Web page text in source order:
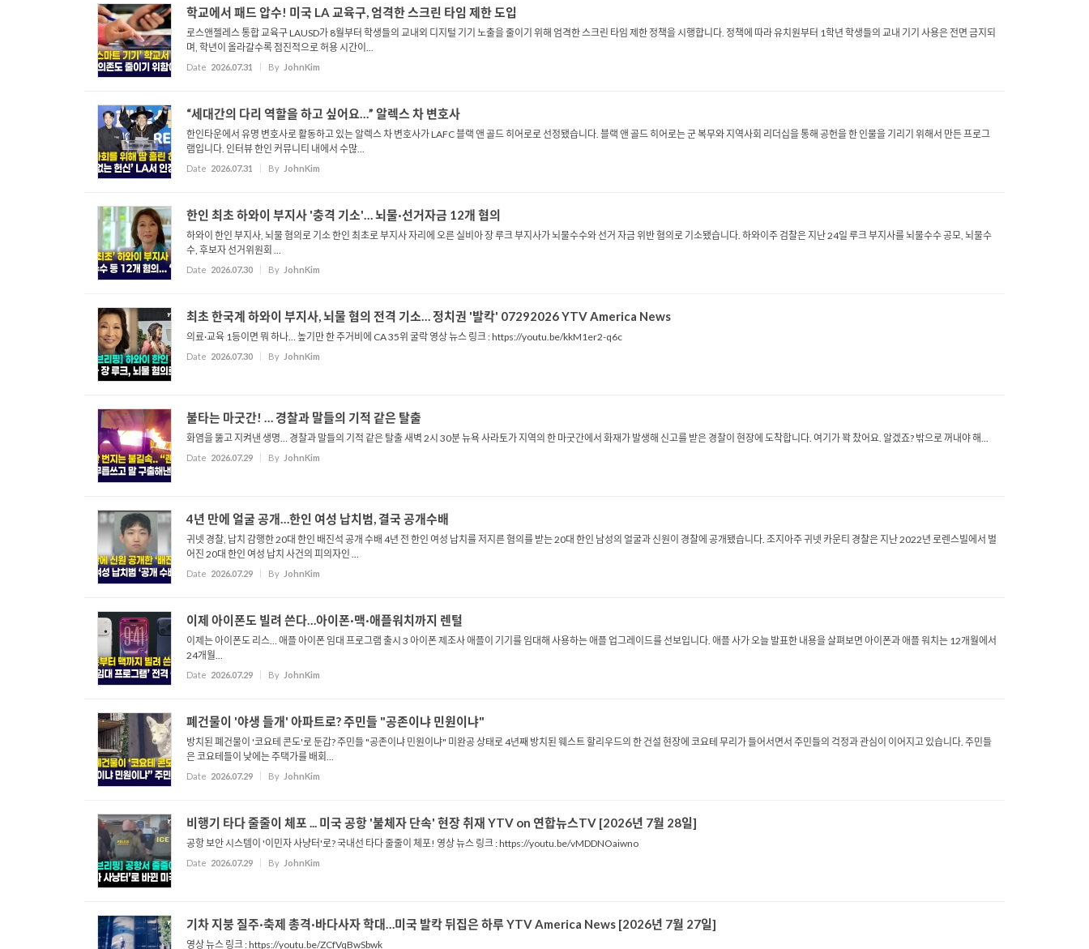
학교에서 패드 압수! 미국 LA 교육구, 엄격한 스크린 타임 제한 도입
로스앤젤레스 통합 교육구 LAUSD가 8월부터 학생들의 교내외 디지털 기기 노출을 줄이기 위해 엄격한 스크린 타임 제한 정책을 시행합니다. 정책에 따라 유치원부터 1학년 학생들의 교내 기기 사용은 전면 금지되
며, 학년이 올라갈수록 점진적으로 허용 시간이...
Date 2026.07.31 By JohnKim
“세대간의 다리 역할을 하고 싶어요…” 알렉스 차 변호사
한인타운에서 유명 변호사로 활동하고 있는 알렉스 차 변호사가 LAFC 블랙 앤 골드 히어로로 선정됐습니다. 블랙 앤 골드 히어로는 군 복무와 지역사회 리더십을 통해 공헌을 한 인물을 기리기 위해서 만든 프로그
램입니다. 인터뷰 한인 커뮤니티 내에서 수많...
Date 2026.07.31 By JohnKim
한인 최초 하와이 부지사 '충격 기소'… 뇌물·선거자금 12개 혐의
하와이 한인 부지사, 뇌물 혐의로 기소 한인 최초로 부지사 자리에 오른 실비아 장 루크 부지사가 뇌물수수와 선거 자금 위반 혐의로 기소됐습니다. 하와이주 검찰은 지난 24일 루크 부지사를 뇌물수수 공모, 뇌물수
수, 후보자 선거위원회 ...
Date 2026.07.30 By JohnKim
최초 한국계 하와이 부지사, 뇌물 혐의 전격 기소… 정치권 '발칵' 07292026 YTV America News
의료·교육 1등이면 뭐 하나… 높기만 한 주거비에 CA 35위 굴락 영상 뉴스 링크 : https://youtu.be/kkM1er2-q6c
Date 2026.07.30 By JohnKim
불타는 마굿간! … 경찰과 말들의 기적 같은 탈출
화염을 뚫고 지켜낸 생명… 경찰과 말들의 기적 같은 탈출 새벽 2시 30분 뉴욕 사라토가 지역의 한 마굿간에서 화재가 발생해 신고를 받은 경찰이 현장에 도착합니다. 여기가 꽉 찼어요. 알겠죠? 밖으로 꺼내야 해...
Date 2026.07.29 By JohnKim
4년 만에 얼굴 공개…한인 여성 납치범, 결국 공개수배
귀넷 경찰, 납치 감행한 20대 한인 배진석 공개 수배 4년 전 한인 여성 납치를 저지른 혐의를 받는 20대 한인 남성의 얼굴과 신원이 경찰에 공개됐습니다. 조지아주 귀넷 카운티 경찰은 지난 2022년 로렌스빌에서 벌
어진 20대 한인 여성 납치 사건의 피의자인 ...
Date 2026.07.29 By JohnKim
이제 아이폰도 빌려 쓴다…아이폰·맥·애플워치까지 렌털
이제는 아이폰도 리스… 애플 아이폰 임대 프로그램 출시 3 아이폰 제조사 애플이 기기를 임대해 사용하는 애플 업그레이드를 선보입니다. 애플 사가 오늘 발표한 내용을 살펴보면 아이폰과 애플 워치는 12개월에서
24개월...
Date 2026.07.29 By JohnKim
폐건물이 '야생 들개' 아파트로? 주민들 "공존이냐 민원이냐"
방치된 폐건물이 '코요테 콘도'로 둔갑? 주민들 "공존이냐 민원이냐" 미완공 상태로 4년째 방치된 웨스트 할리우드의 한 건설 현장에 코요테 무리가 들어서면서 주민들의 걱정과 관심이 이어지고 있습니다. 주민들
은 코요테들이 낮에는 주택가를 배회...
Date 2026.07.29 By JohnKim
비행기 타다 줄줄이 체포 ... 미국 공항 '불체자 단속' 현장 취재 YTV on 연합뉴스TV [2026년 7월 28일]
공항 보안 시스템이 '이민자 사냥터'로? 국내선 타다 줄줄이 체포! 영상 뉴스 링크 : https://youtu.be/vMDDNOaiwno
Date 2026.07.29 By JohnKim
기차 지붕 질주·축제 총격·바다사자 학대…미국 발칵 뒤집은 하루 YTV America News [2026년 7월 27일]
영상 뉴스 링크 : https://youtu.be/ZCfVqBwSbwk